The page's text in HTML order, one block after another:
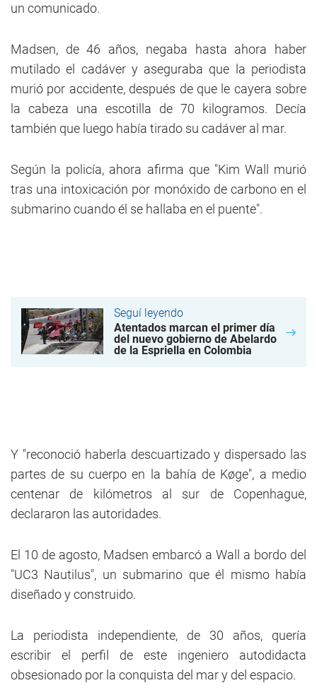
un comunicado.
Madsen, de 46 años, negaba hasta ahora haber
mutilado el cadáver y aseguraba que la periodista
murió por accidente, después de que le cayera sobre
la cabeza una escotilla de 70 kilogramos. Decía
también que luego había tirado su cadáver al mar.
Según la policía, ahora afirma que "Kim Wall murió
tras una intoxicación por monóxido de carbono en el
submarino cuando él se hallaba en el puente".
Seguí leyendo
Atentados marcan el primer día
del nuevo gobierno de Abelardo
de la Espriella en Colombia
Y "reconoció haberla descuartizado y dispersado las
partes de su cuerpo en la bahía de Køge", a medio
centenar de kilómetros al sur de Copenhague,
declararon las autoridades.
El 10 de agosto, Madsen embarcó a Wall a bordo del
"UC3 Nautilus", un submarino que él mismo había
diseñado y construido.
La periodista independiente, de 30 años, quería
escribir el perfil de este ingeniero autodidacta
obsesionado por la conquista del mar y del espacio.